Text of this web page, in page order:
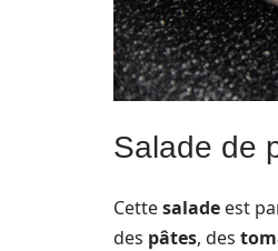
Salade de
Cettesalade est
des pâtes, des